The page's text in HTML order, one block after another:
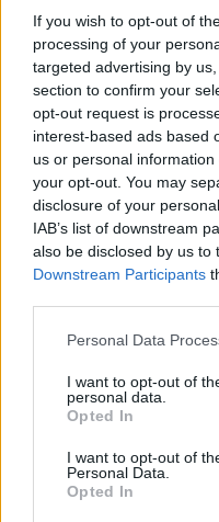
If you wish to opt-out of
processing of your
targeted advertising by
section to confirm your
opt-out request is
interest-based ads based
us or personal
your opt-out. You may
disclosure of your
IAB’s list of downstream
also be disclosed by us to
Downstream Participants
Please note that this
not limited to your visit or
grant or deny consent to
use your data for below
consent section.
Personal Data
I want to opt-out of
personal data.
Opted In
I want to opt-out of
Personal Data.
Opted In
Kövess minket, és
Facebookon is!